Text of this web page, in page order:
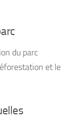
du parc
et le